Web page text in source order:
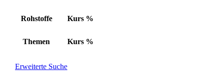
Rohstoffe Kurs %
Themen Kurs %
Erweiterte Suche